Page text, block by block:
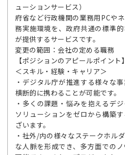
ューションサービス）
府省など行政機関の業務用PCや
務実施環境を、政府共通の標準
が提供するサービスです。
変更の範囲：会社の定める職務
【ポジションのアピールポイント】
＜スキル・経験・キャリア＞
・デジタル庁が推進する様々な
横断的に携わることが可能です。
・多くの課題・悩みを抱えるデ
ソリューションをゼロから構築
ざいます。
・社外/内の様々なステークホル
な人脈を形成でき、多方面での